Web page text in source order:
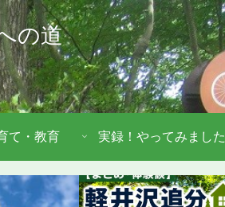
の道
て・教育 実録！やってみました